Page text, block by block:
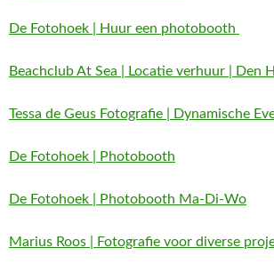
De Fotohoek | Huur een photobooth
Beachclub At Sea | Locatie verhuur | Den
Tessa de Geus Fotografie | Dynamische
De Fotohoek | Photobooth
De Fotohoek | Photobooth Ma-Di-Wo
Marius Roos | Fotografie voor diverse